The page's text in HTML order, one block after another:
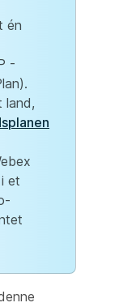
én
-
land,
et